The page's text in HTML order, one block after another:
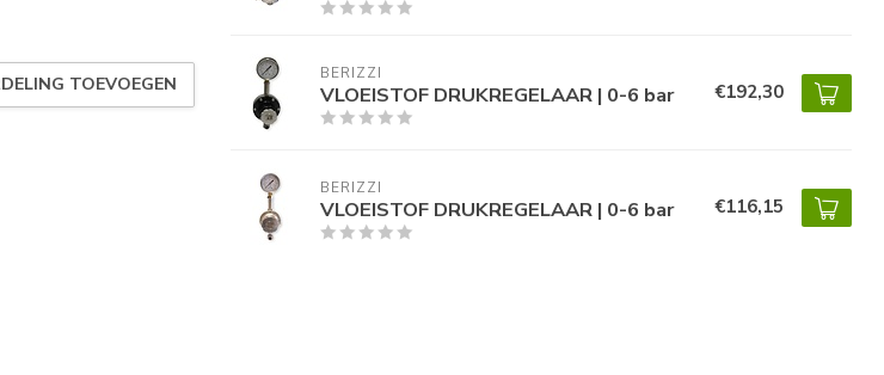
TOEVOEGEN BERIZZI
VLOEISTOF DRUKREGELAAR | 0-6 bar €192,30
BERIZZI
VLOEISTOF DRUKREGELAAR | 0-6 bar €116,15